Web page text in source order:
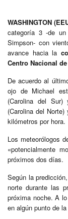
WASHINGTON
categoría 3 -de
Simpson- con
avance hacia la
Centro Nacional
De acuerdo al
ojo de Michael
(Carolina del Sur)
(Carolina del
kilómetros por hora.
Los meteorólogos
«potencialmente
próximos dos días.
Según la
norte durante las
próxima noche. A
en algún punto de